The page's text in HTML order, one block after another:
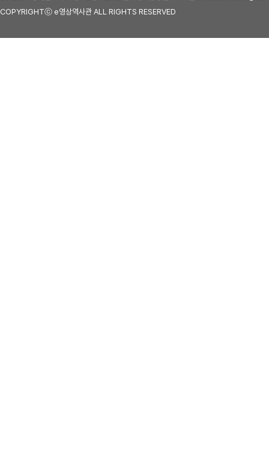
COPYRIGHTⓒ e영상역사관 ALL RIGHTS RESERVED